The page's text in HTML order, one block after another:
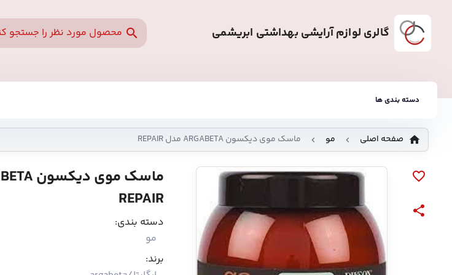
گالری لوازم آرایشی بهداشتی ابریشمی
دسته بندی ها
صفحه اصلی مو ماسک موی دیکسون ARGABETA مدل REPAIR
REPAIR
دسته بندی:
مو
برند: